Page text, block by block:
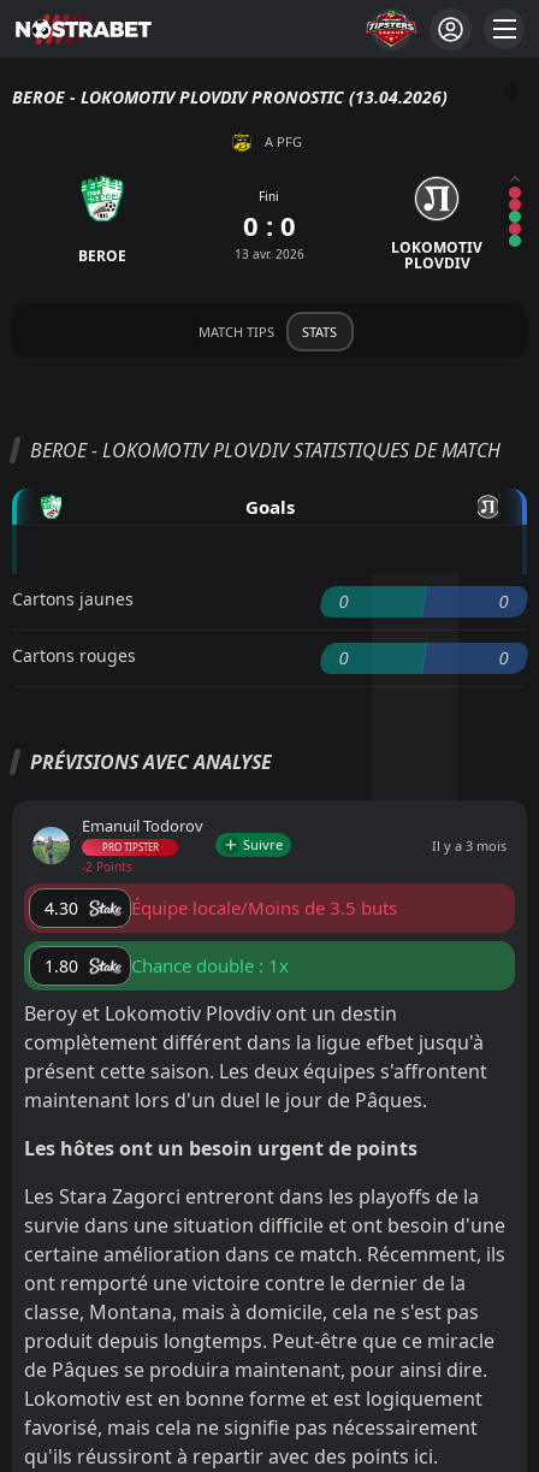
BEROE - LOKOMOTIV PLOVDIV PRONOSTIC (13.04.2026)
A PFG
BEROE
Fini
0 : 0
13 avr. 2026 LOKOMOTIV
PLOVDIV
MATCH TIPS STATS
BEROE - LOKOMOTIV PLOVDIV STATISTIQUES DE MATCH
Goals
Cartons jaunes 0 0
Cartons rouges 0 0
PRÉVISIONS AVEC ANALYSE
Emanuil Todorov
PRO TIPSTER
-2 Points
Suivre Il y a 3 mois
4.30 Équipe locale/Moins de 3.5 buts
1.80 Chance double : 1x
Beroy et Lokomotiv Plovdiv ont un destin
complètement différent dans la ligue efbet jusqu'à
présent cette saison. Les deux équipes s'affrontent
maintenant lors d'un duel le jour de Pâques.
Les hôtes ont un besoin urgent de points
Les Stara Zagorci entreront dans les playoffs de la
survie dans une situation difficile et ont besoin d'une
certaine amélioration dans ce match. Récemment, ils
ont remporté une victoire contre le dernier de la
classe, Montana, mais à domicile, cela ne s'est pas
produit depuis longtemps. Peut-être que ce miracle
de Pâques se produira maintenant, pour ainsi dire.
Lokomotiv est en bonne forme et est logiquement
favorisé, mais cela ne signifie pas nécessairement
qu'ils réussiront à repartir avec des points ici.